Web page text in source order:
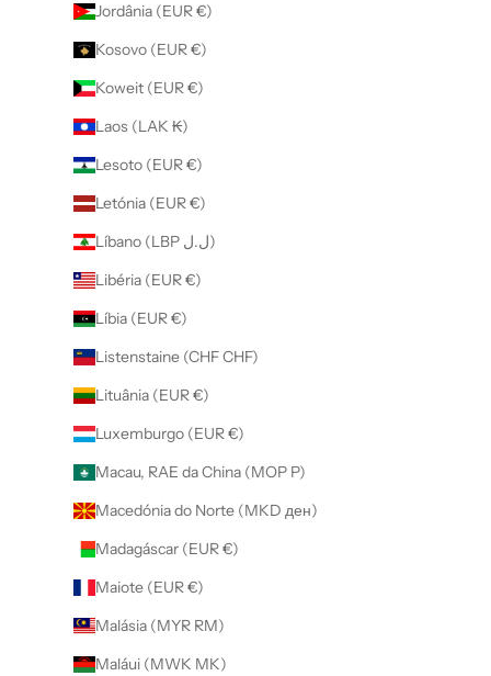
Jordânia (EUR €)
Kosovo (EUR €)
Koweit (EUR €)
Laos (LAK ₭)
Lesoto (EUR €)
Letónia (EUR €)
Líbano (LBP ل.ل)
Libéria (EUR €)
Líbia (EUR €)
Listenstaine (CHF CHF)
Lituânia (EUR €)
Luxemburgo (EUR €)
Macau, RAE da China (MOP P)
Macedónia do Norte (MKD ден)
Madagáscar (EUR €)
Maiote (EUR €)
Malásia (MYR RM)
Maláui (MWK MK)